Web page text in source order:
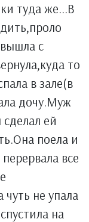
туда же...В
с
то
в зале(в
дочу.Муж
ей
поела и
все
не упала
на